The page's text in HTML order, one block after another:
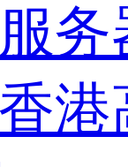
务